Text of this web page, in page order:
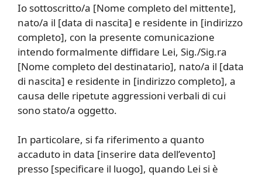
Io sottoscritto/a [Nome completo del mittente],
nato/a il [data di nascita] e residente in [indirizzo
completo], con la presente comunicazione
intendo formalmente diffidare Lei, Sig./Sig.ra
[Nome completo del destinatario], nato/a il [data
di nascita] e residente in [indirizzo completo], a
causa delle ripetute aggressioni verbali di cui
sono stato/a oggetto.
In particolare, si fa riferimento a quanto
accaduto in data [inserire data dell’evento]
presso [specificare il luogo], quando Lei si è